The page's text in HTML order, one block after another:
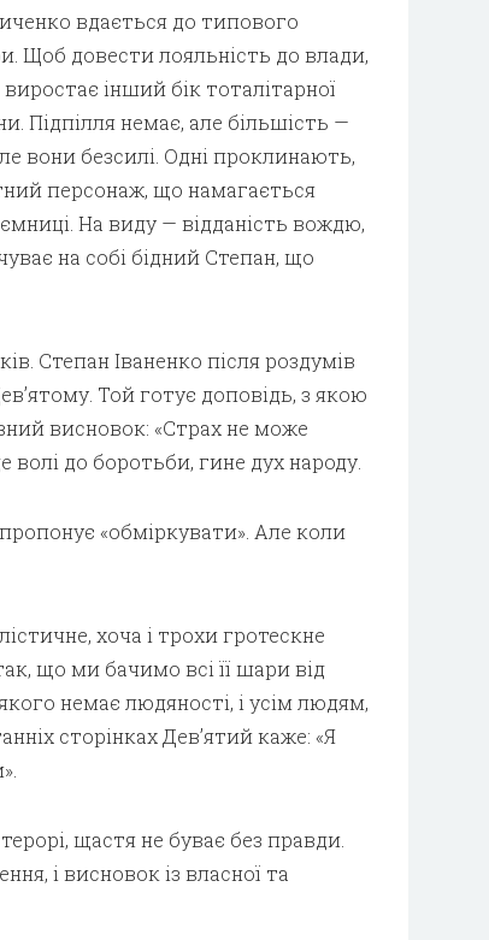
вдається до типового
Щоб довести лояльність до влади,
інший бік тоталітарної
Підпілля немає, але більшість —
вони безсилі. Одні проклинають,
персонаж, що намагається
На виду — відданість вождю,
на собі бідний Степан, що
Степан Іваненко після роздумів
Той готує доповідь, з якою
висновок: «Страх не може
волі до боротьби, гине дух народу.
«обміркувати». Але коли
хоча і трохи гротескне
що ми бачимо всі її шари від
немає людяності, і усім людям,
сторінках Дев’ятий каже: «Я
щастя не буває без правди.
і висновок із власної та